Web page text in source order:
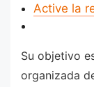
Active la
Su objetivo
organizada